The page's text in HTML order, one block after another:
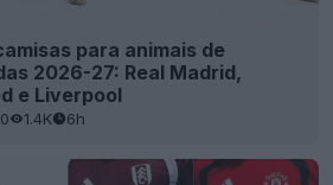
para animais de
2026-27: Real Madrid,
e Liverpool
0 1.4K 6h